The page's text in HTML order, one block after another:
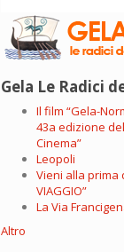
Gela Le Radici
Il film “Gela-
43a edizione
Cinema”
Leopoli
Vieni alla prima
VIAGGIO”
La Via
Altro